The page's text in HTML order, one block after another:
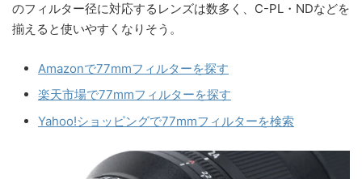
のフィルター径に対応するレンズは数多く、C-PL・NDなどを
揃えると使いやすくなりそう。
Amazonで77mmフィルターを探す
楽天市場で77mmフィルターを探す
Yahoo!ショッピングで77mmフィルターを検索